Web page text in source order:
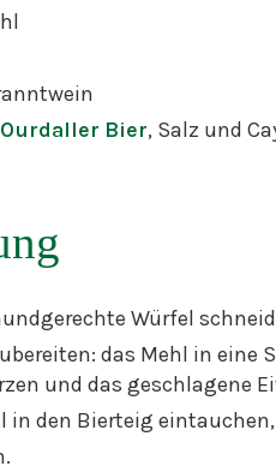
Bier, Salz und
Würfel
das Mehl in eine
und das geschlagene
in den Bierteig